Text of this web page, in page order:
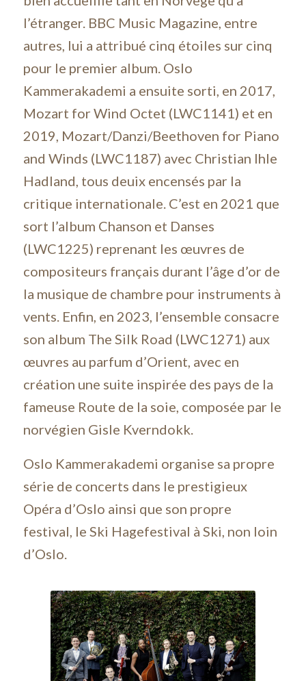
l’étranger. BBC Music Magazine, entre
autres, lui a attribué cinq étoiles sur cinq
pour le premier album. Oslo
Kammerakademi a ensuite sorti, en 2017,
Mozart for Wind Octet (LWC1141) et en
2019, Mozart/Danzi/Beethoven for Piano
and Winds (LWC1187) avec Christian Ihle
Hadland, tous deuix encensés par la
critique internationale. C’est en 2021 que
sort l’album Chanson et Danses
(LWC1225) reprenant les œuvres de
compositeurs français durant l’âge d’or de
la musique de chambre pour instruments à
vents. Enfin, en 2023, l’ensemble consacre
son album The Silk Road (LWC1271) aux
œuvres au parfum d’Orient, avec en
création une suite inspirée des pays de la
fameuse Route de la soie, composée par le
norvégien Gisle Kverndokk.
Oslo Kammerakademi organise sa propre
série de concerts dans le prestigieux
Opéra d’Oslo ainsi que son propre
festival, le Ski Hagefestival à Ski, non loin
d’Oslo.